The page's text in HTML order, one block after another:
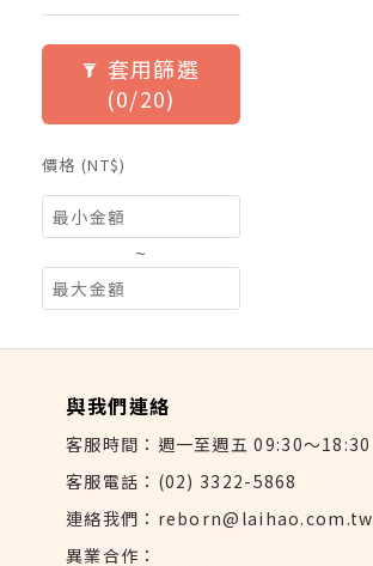
套用篩選
(0/20)
價格 (NT$)
~
與我們連絡
客服時間：週一至週五 09:30～18:30
客服電話：(02) 3322-5868
連絡我們：reborn@laihao.com.tw
異業合作：